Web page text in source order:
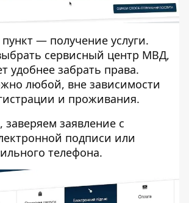
— получение услуги.
сервисный центр МВД,
удобнее забрать права.
любой, вне зависимости
и проживания.
заверяем заявление с
подписи или
телефона.